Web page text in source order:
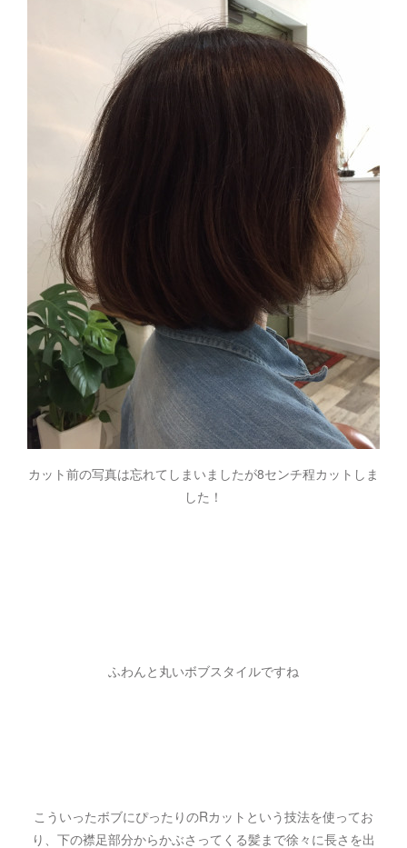
カット前の写真は忘れてしまいましたが8センチ程カットしま
した！
ふわんと丸いボブスタイルですね
こういったボブにぴったりのRカットという技法を使ってお
り、下の襟足部分からかぶさってくる髪まで徐々に長さを出